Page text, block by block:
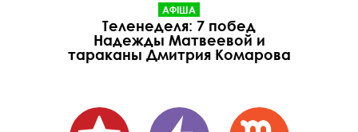
АФІША
Теленеделя: 7 побед
Надежды Матвеевой и
тараканы Дмитрия Комарова